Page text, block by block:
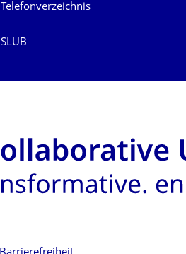
Telefonverzeichnis
SLUB